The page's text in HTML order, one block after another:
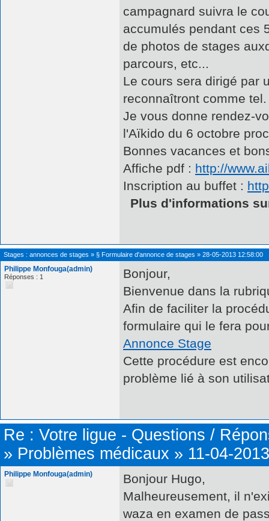
campagnard suivra le
accumulés pendant ces
de photos de stages
parcours, etc...
Le cours sera dirigé par
reconnaîtront comme tel.
Je vous donne rendez-
l'Aïkido du 6 octobre
Bonnes vacances et
Affiche pdf : http://
Inscription au buffet :
Plus d'informations
Stages : annonces de stages » § Formulaire d'annonce de stages » 28-05-2013 12:58:00
Philippe Monfouga(admin)
Réponses : 1
Bonjour,
Bienvenue dans la
Afin de faciliter la
formulaire qui le fera
Annonce Stage
Cette procédure est
problème lié à son
Re : Votre ligue - Questions /
» Problèmes médicaux » 11-04-
Philippe Monfouga(admin)
Bonjour Hugo,
Malheureusement, il
waza en examen de